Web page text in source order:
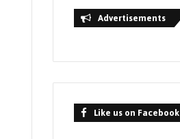
Advertisements
Like us on Facebook